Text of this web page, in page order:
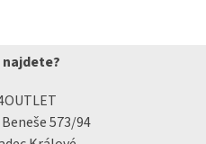
najdete?
573/94